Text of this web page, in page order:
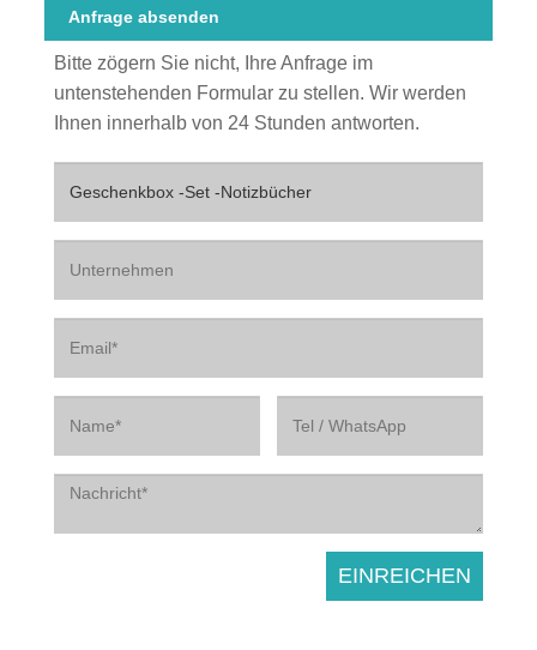
Anfrage absenden
Bitte zögern Sie nicht, Ihre Anfrage im
untenstehenden Formular zu stellen. Wir werden
Ihnen innerhalb von 24 Stunden antworten.